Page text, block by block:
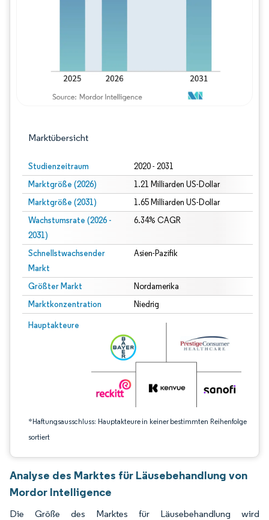
Marktübersicht
Studienzeitraum 2020 - 2031
Marktgröße (2026) 1.21 Milliarden US-Dollar
Marktgröße (2031) 1.65 Milliarden US-Dollar
Wachstumsrate (2026 -
2031)
6.34% CAGR
Schnellstwachsender
Markt
Asien-Pazifik
Größter Markt Nordamerika
Marktkonzentration Niedrig
Hauptakteure
*Haftungsausschluss: Hauptakteure in keiner bestimmten Reihenfolge
sortiert
Bild © Mordor Intelligence. Wiederverwendung erfordert Namensnennung
Analyse des Marktes für Läusebehandlung von
Mordor Intelligence
Die Größe des Marktes für Läusebehandlung wird